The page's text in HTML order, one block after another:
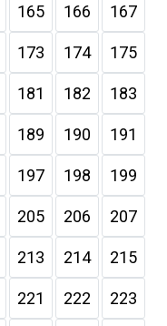
165 166 167
173 174 175
181 182 183
189 190 191
197 198 199
205 206 207
213 214 215
221 222 223